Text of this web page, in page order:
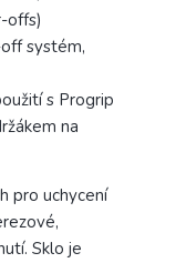
offs)
systém,
s Progrip
na
pro uchycení
Sklo je